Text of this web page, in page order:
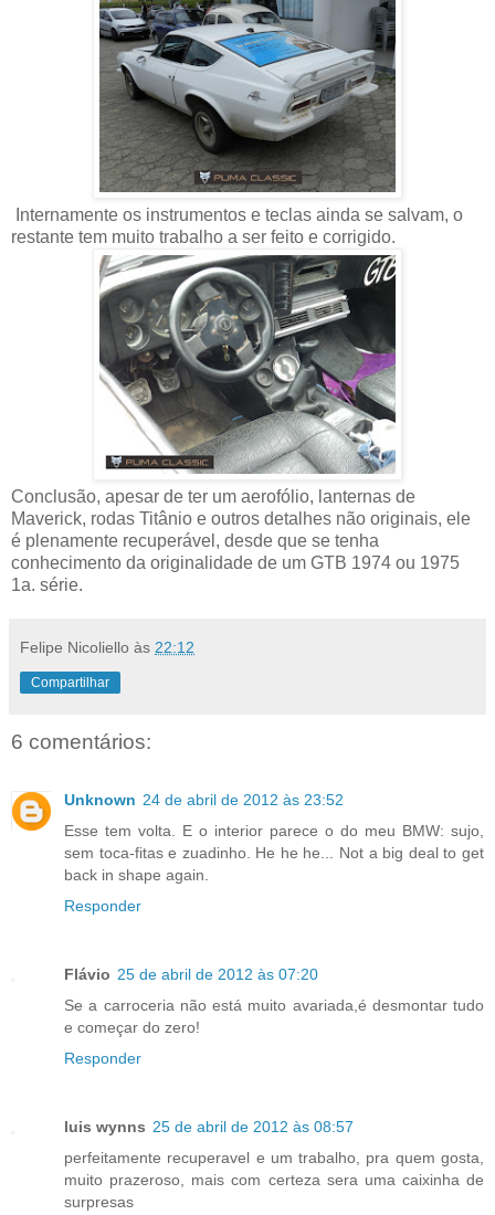
Internamente os instrumentos e teclas ainda se salvam, o
restante tem muito trabalho a ser feito e corrigido.
Conclusão, apesar de ter um aerofólio, lanternas de
Maverick, rodas Titânio e outros detalhes não originais, ele
é plenamente recuperável, desde que se tenha
conhecimento da originalidade de um GTB 1974 ou 1975
1a. série.
Felipe Nicoliello às 22:12
Compartilhar
6 comentários:
Unknown 24 de abril de 2012 às 23:52
Esse tem volta. E o interior parece o do meu BMW: sujo,
sem toca-fitas e zuadinho. He he he... Not a big deal to get
back in shape again.
Responder
Flávio 25 de abril de 2012 às 07:20
Se a carroceria não está muito avariada,é desmontar tudo
e começar do zero!
Responder
luis wynns 25 de abril de 2012 às 08:57
perfeitamente recuperavel e um trabalho, pra quem gosta,
muito prazeroso, mais com certeza sera uma caixinha de
surpresas